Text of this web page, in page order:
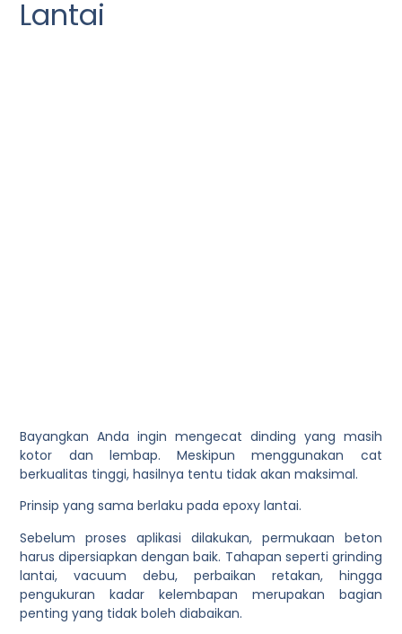
Lantai
Bayangkan Anda ingin mengecat dinding yang masih
kotor dan lembap. Meskipun menggunakan cat
berkualitas tinggi, hasilnya tentu tidak akan maksimal.
Prinsip yang sama berlaku pada epoxy lantai.
Sebelum proses aplikasi dilakukan, permukaan beton
harus dipersiapkan dengan baik. Tahapan seperti grinding
lantai, vacuum debu, perbaikan retakan, hingga
pengukuran kadar kelembapan merupakan bagian
penting yang tidak boleh diabaikan.